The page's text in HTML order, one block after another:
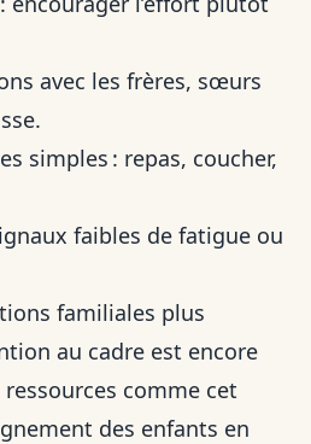
avec les frères, sœurs
simples : repas, coucher,
faibles de fatigue ou
familiales plus
au cadre est encore
comme cet
des enfants en